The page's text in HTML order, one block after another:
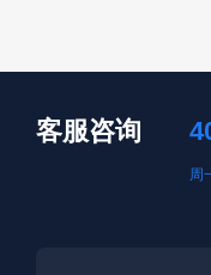
客服咨询
周